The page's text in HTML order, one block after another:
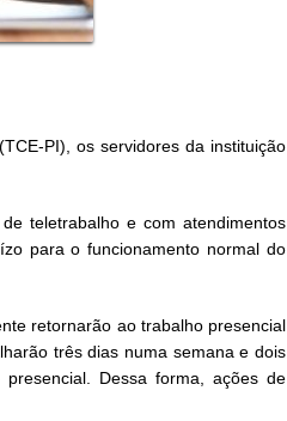
PI), os servidores da instituição
teletrabalho e com atendimentos
para o funcionamento normal do
retornarão ao trabalho presencial
três dias numa semana e dois
Dessa forma, ações de